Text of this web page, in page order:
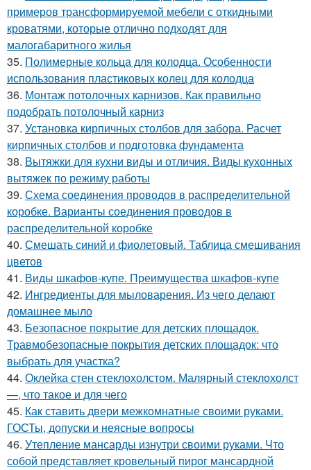
примеров трансформируемой мебели с откидными
кроватями, которые отлично подходят для
малогабаритного жилья
35. Полимерные кольца для колодца. Особенности
использования пластиковых колец для колодца
36. Монтаж потолочных карнизов. Как правильно
подобрать потолочный карниз
37. Установка кирпичных столбов для забора. Расчет
кирпичных столбов и подготовка фундамента
38. Вытяжки для кухни виды и отличия. Виды кухонных
вытяжек по режиму работы
39. Схема соединения проводов в распределительной
коробке. Варианты соединения проводов в
распределительной коробке
40. Смешать синий и фиолетовый. Таблица смешивания
цветов
41. Виды шкафов-купе. Преимущества шкафов-купе
42. Ингредиенты для мыловарения. Из чего делают
домашнее мыло
43. Безопасное покрытие для детских площадок.
Травмобезопасные покрытия детских площадок: что
выбрать для участка?
44. Оклейка стен стеклохолстом. Малярный стеклохолст
—, что такое и для чего
45. Как ставить двери межкомнатные своими руками.
ГОСТы, допуски и неясные вопросы
46. Утепление мансарды изнутри своими руками. Что
собой представляет кровельный пирог мансардной